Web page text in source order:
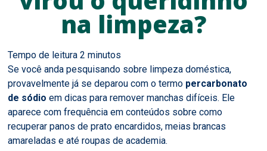
na limpeza?
Se você anda pesquisando sobre limpeza doméstica,
provavelmente já se deparou com o termo percarbonato
de sódio em dicas para remover manchas difíceis. Ele
aparece com frequência em conteúdos sobre como
recuperar panos de prato encardidos, meias brancas
amareladas e até roupas de academia.